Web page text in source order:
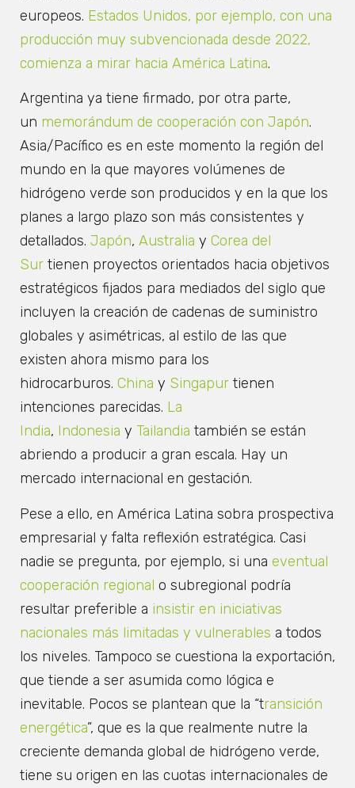
europeos. Estados Unidos, por ejemplo, con una
producción muy subvencionada desde 2022,
comienza a mirar hacia América Latina.
Argentina ya tiene firmado, por otra parte,
un memorándum de cooperación con Japón.
Asia/Pacífico es en este momento la región del
mundo en la que mayores volúmenes de
hidrógeno verde son producidos y en la que los
planes a largo plazo son más consistentes y
detallados. Japón, Australia y Corea del
Sur tienen proyectos orientados hacia objetivos
estratégicos fijados para mediados del siglo que
incluyen la creación de cadenas de suministro
globales y asimétricas, al estilo de las que
existen ahora mismo para los
hidrocarburos. China y Singapur tienen
intenciones parecidas. La
India, Indonesia y Tailandia también se están
abriendo a producir a gran escala. Hay un
mercado internacional en gestación.
Pese a ello, en América Latina sobra prospectiva
empresarial y falta reflexión estratégica. Casi
nadie se pregunta, por ejemplo, si una eventual
cooperación regional o subregional podría
resultar preferible a insistir en iniciativas
nacionales más limitadas y vulnerables a todos
los niveles. Tampoco se cuestiona la exportación,
que tiende a ser asumida como lógica e
inevitable. Pocos se plantean que la “transición
energética”, que es la que realmente nutre la
creciente demanda global de hidrógeno verde,
tiene su origen en las cuotas internacionales de